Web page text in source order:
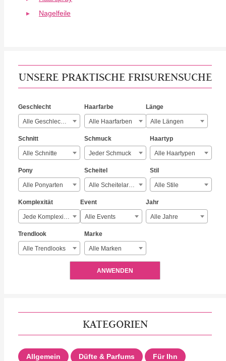
Nagelfeile
UNSERE PRAKTISCHE FRISURENSUCHE
Geschlecht
Alle Geschlechter
Haarfarbe
Alle Haarfarben
Länge
Alle Längen
Schnitt
Alle Schnitte
Schmuck
Jeder Schmuck
Haartyp
Alle Haartypen
Pony
Alle Ponyarten
Scheitel
Alle Scheitelarten
Stil
Alle Stile
Komplexität
Jede Komplexität
Event
Alle Events
Jahr
Alle Jahre
Trendlook
Alle Trendlooks
Marke
Alle Marken
ANWENDEN
KATEGORIEN
Allgemein Düfte & Parfums Für Ihn